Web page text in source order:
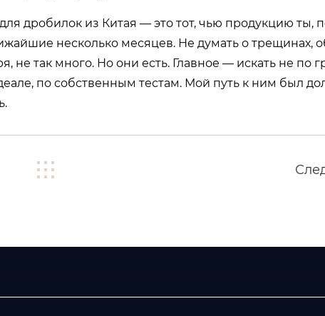
дробилок из Китая — это тот, чью продукцию ты,
несколько месяцев. Не думать о трещинах,
не так много. Но они есть. Главное — искать не по
по собственным тестам. Мой путь к ним был